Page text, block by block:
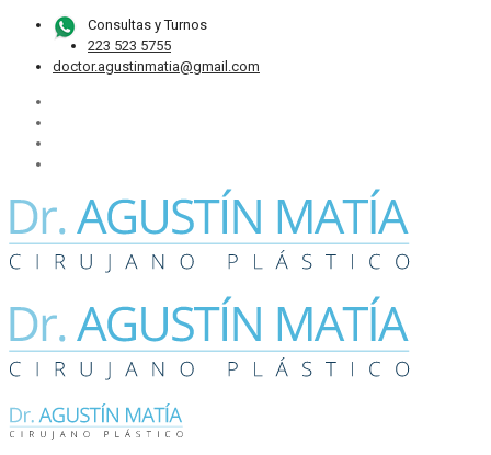
Consultas y Turnos
223 523 5755
doctor.agustinmatia@gmail.com